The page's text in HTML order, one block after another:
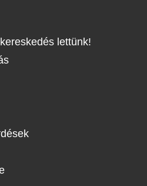
lettünk!